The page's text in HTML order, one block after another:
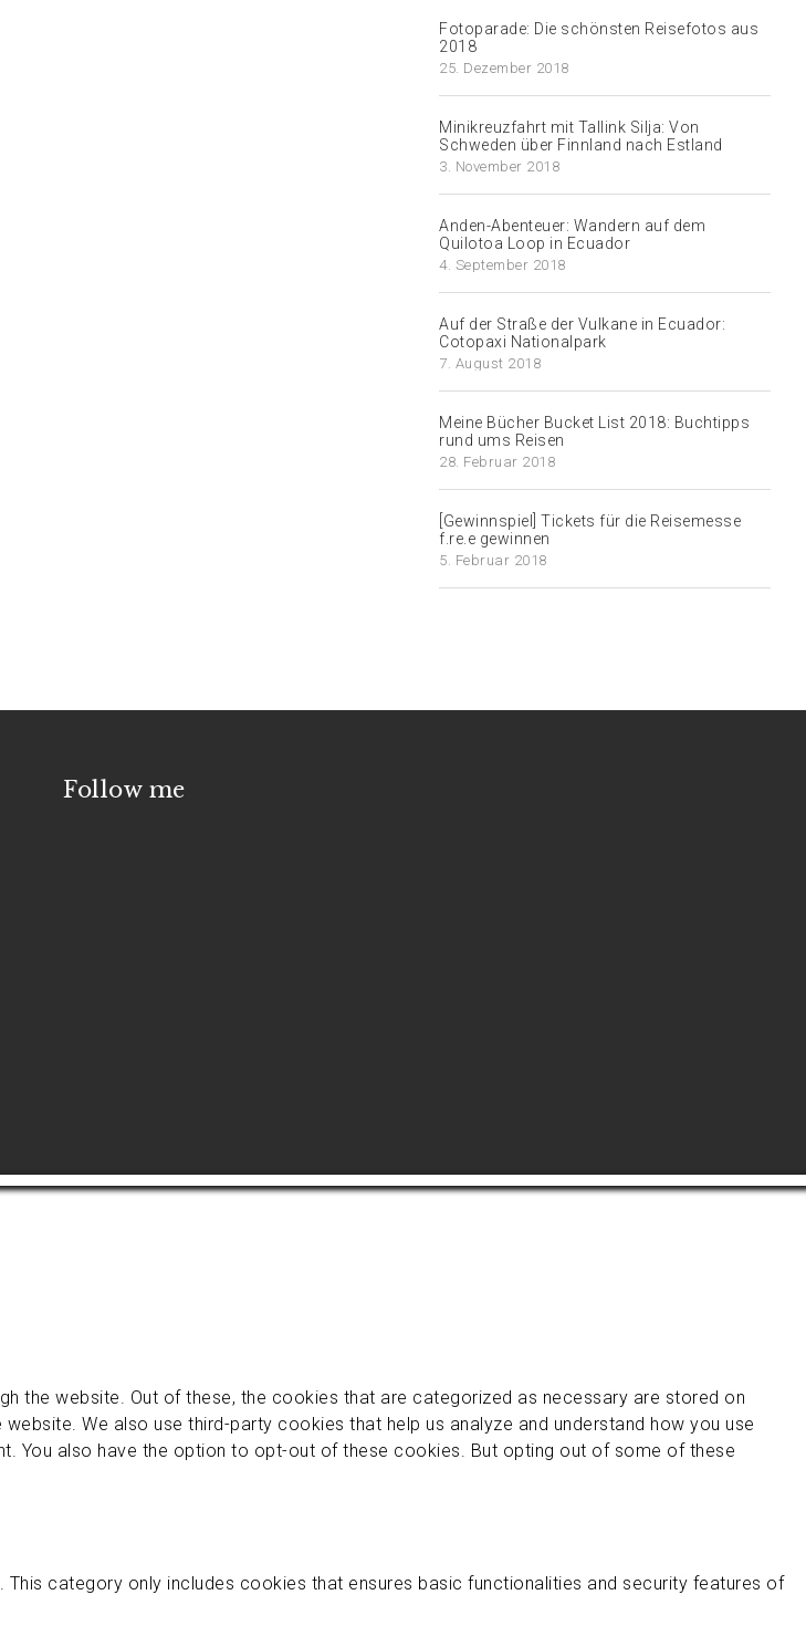
Fotoparade: Die schönsten Reisefotos aus
2018
25. Dezember 2018
Minikreuzfahrt mit Tallink Silja: Von
Schweden über Finnland nach Estland
3. November 2018
Anden-Abenteuer: Wandern auf dem
Quilotoa Loop in Ecuador
4. September 2018
Auf der Straße der Vulkane in Ecuador:
Cotopaxi Nationalpark
7. August 2018
Meine Bücher Bucket List 2018: Buchtipps
rund ums Reisen
28. Februar 2018
[Gewinnspiel] Tickets für die Reisemesse
f.re.e gewinnen
5. Februar 2018
Follow me
the website. Out of these, the cookies that are categorized as necessary are stored on
We also use third-party cookies that help us analyze and understand how you use
You also have the option to opt-out of these cookies. But opting out of some of these
category only includes cookies that ensures basic functionalities and security features of